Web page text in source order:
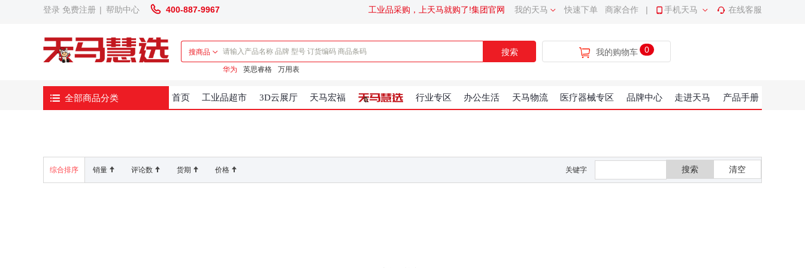
登录 免费注册 | 帮助中心 400-887-9967 工业品采购，上天马就购了!集团官网 我的天马 快速下单 商家合作 | 手机天马 在线客服
搜商品 搜索 我的购物车 0
华为 英思睿格 万用表
全部商品分类 首页 工业品超市 3D云展厅 天马宏福 行业专区 办公生活 天马物流 医疗器械专区 品牌中心 走进天马 产品手册
综合排序 销量 评论数 货期 价格 关键字 搜索 清空